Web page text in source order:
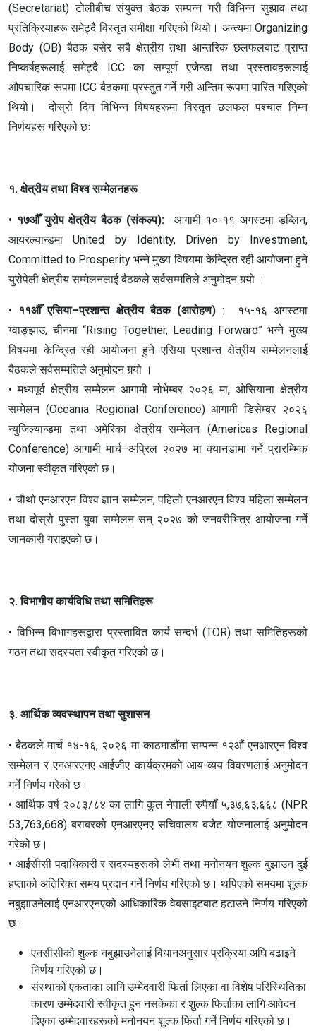
(Secretariat) टोलीबीच संयुक्त बैठक सम्पन्न गरी विभिन्न सुझाव तथा
प्रतिक्रियाहरू समेट्दै विस्तृत समीक्षा गरिएको थियो। अन्त्यमा Organizing
Body (OB) बैठक बसेर सबै क्षेत्रीय तथा आन्तरिक छलफलबाट प्राप्त
निष्कर्षहरूलाई समेट्दै ICC का सम्पूर्ण एजेन्डा तथा प्रस्तावहरूलाई
औपचारिक रूपमा ICC बैठकमा प्रस्तुत गर्ने गरी अन्तिम रूपमा पारित गरिएको
थियो। दोस्रो दिन विभिन्न विषयहरूमा विस्तृत छलफल पश्चात निम्न
निर्णयहरू गरिएको छः
१. क्षेत्रीय तथा विश्व सम्मेलनहरू
• १७औँ युरोप क्षेत्रीय बैठक (संकल्प): आगामी १०-११ अगस्टमा डब्लिन,
आयरल्यान्डमा United by Identity, Driven by Investment,
Committed to Prosperity भन्ने मुख्य विषयमा केन्द्रित रही आयोजना हुने
युरोपेली क्षेत्रीय सम्मेलनलाई बैठकले सर्वसम्मतिले अनुमोदन गर्‍यो ।
• ११औँ एसिया–प्रशान्त क्षेत्रीय बैठक (आरोहण): १५-१६ अगस्टमा
ग्वाङ्झाउ, चीनमा “Rising Together, Leading Forward” भन्ने मुख्य
विषयमा केन्द्रित रही आयोजना हुने एसिया प्रशान्त क्षेत्रीय सम्मेलनलाई
बैठकले सर्वसम्मतिले अनुमोदन गर्‍यो ।
• मध्यपूर्व क्षेत्रीय सम्मेलन आगामी नोभेम्बर २०२६ मा, ओसियाना क्षेत्रीय
सम्मेलन (Oceania Regional Conference) आगामी डिसेम्बर २०२६
न्युजिल्यान्डमा तथा अमेरिका क्षेत्रीय सम्मेलन (Americas Regional
Conference) आगामी मार्च–अप्रिल २०२७ मा क्यानडामा गर्ने प्रारम्भिक
योजना स्वीकृत गरिएको छ।
• चौथो एनआरएन विश्व ज्ञान सम्मेलन, पहिलो एनआरएन विश्व महिला सम्मेलन
तथा दोस्रो पुस्ता युवा सम्मेलन सन् २०२७ को जनवरीभित्र आयोजना गर्ने
जानकारी गराइएको छ।
२. विभागीय कार्यविधि तथा समितिहरू
• विभिन्न विभागहरूद्वारा प्रस्तावित कार्य सन्दर्भ (TOR) तथा समितिहरूको
गठन तथा सदस्यता स्वीकृत गरिएको छ।
३. आर्थिक व्यवस्थापन तथा सुशासन
• बैठकले मार्च १४-१६, २०२६ मा काठमाडौंमा सम्पन्न १२औं एनआरएन विश्व
सम्मेलन र एनआरएनए आईजीए कार्यक्रमको आय-व्यय विवरणलाई अनुमोदन
गर्ने निर्णय गरेको छ।
• आर्थिक वर्ष २०८३/८४ का लागि कुल नेपाली रुपैयाँ ५,३७,६३,६६८ (NPR
53,763,668) बराबरको एनआरएनए सचिवालय बजेट योजनालाई अनुमोदन
गरेको छ।
• आईसीसी पदाधिकारी र सदस्यहरूको लेभी तथा मनोनयन शुल्क बुझाउन दुई
हप्ताको अतिरिक्त समय प्रदान गर्ने निर्णय गरिएको छ। थपिएको समयमा शुल्क
नबुझाउनेलाई एनआरएनएको आधिकारिक वेबसाइटबाट हटाउने निर्णय गरिएको
छ।
एनसीसीको शुल्क नबुझाउनेलाई विधानअनुसार प्रक्रिया अघि बढाइने
निर्णय गरिएको छ।
संस्थाको एकताका लागि उम्मेदवारी फिर्ता लिएका वा विशेष परिस्थितिका
कारण उम्मेदवारी स्वीकृत हुन नसकेका र शुल्क फिर्ताका लागि आवेदन
दिएका उम्मेदवारहरूको मनोनयन शुल्क फिर्ता गर्ने निर्णय गरिएको छ।